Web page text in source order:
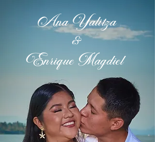
Ana Yalitza
&
Enrique Magdiel